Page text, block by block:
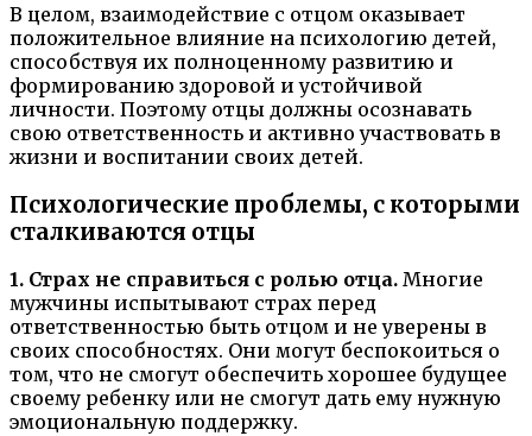
В целом, взаимодействие с отцом оказывает
положительное влияние на психологию детей,
способствуя их полноценному развитию и
формированию здоровой и устойчивой
личности. Поэтому отцы должны осознавать
свою ответственность и активно участвовать в
жизни и воспитании своих детей.
Психологические проблемы, с которыми
сталкиваются отцы
1. Страх не справиться с ролью отца. Многие
мужчины испытывают страх перед
ответственностью быть отцом и не уверены в
своих способностях. Они могут беспокоиться о
том, что не смогут обеспечить хорошее будущее
своему ребенку или не смогут дать ему нужную
эмоциональную поддержку.